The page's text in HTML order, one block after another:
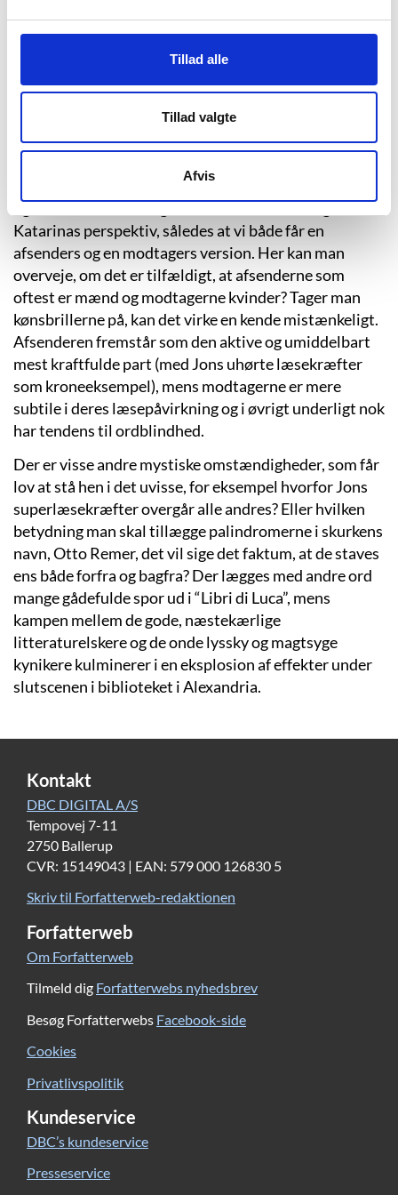
Tillad alle
Tillad valgte
Afvis
viser sig særdeles kraftfulde. Frem mod slutscenen,
der er flyttet uden for Danmarks grænser, opnår
man føler sig fanget i en tilstand ikke ulig den, bogens
magiske univers plæderer for.
Fortællegrebet i “Libri di Luca” er stramt struktureret,
og historien serveres gennem skiftevis Jons og
Katarinas perspektiv, således at vi både får en
afsenders og en modtagers version. Her kan man
overveje, om det er tilfældigt, at afsenderne som
oftest er mænd og modtagerne kvinder? Tager man
kønsbrillerne på, kan det virke en kende mistænkeligt.
Afsenderen fremstår som den aktive og umiddelbart
mest kraftfulde part (med Jons uhørte læsekræfter
som kroneeksempel), mens modtagerne er mere
subtile i deres læsepåvirkning og i øvrigt underligt nok
har tendens til ordblindhed.
Der er visse andre mystiske omstændigheder, som får
lov at stå hen i det uvisse, for eksempel hvorfor Jons
superlæsekræfter overgår alle andres? Eller hvilken
betydning man skal tillægge palindromerne i skurkens
navn, Otto Remer, det vil sige det faktum, at de staves
ens både forfra og bagfra? Der lægges med andre ord
mange gådefulde spor ud i “Libri di Luca”, mens
kampen mellem de gode, næstekærlige
litteraturelskere og de onde lyssky og magtsyge
kynikere kulminerer i en eksplosion af effekter under
slutscenen i biblioteket i Alexandria.
Kontakt
DBC DIGITAL A/S
Tempovej 7-11
2750 Ballerup
CVR: 15149043 | EAN: 579 000 126830 5
Skriv til Forfatterweb-redaktionen
Forfatterweb
Om Forfatterweb
Tilmeld dig Forfatterwebs nyhedsbrev
Besøg Forfatterwebs Facebook-side
Cookies
Privatlivspolitik
Kundeservice
DBC’s kundeservice
Presseservice